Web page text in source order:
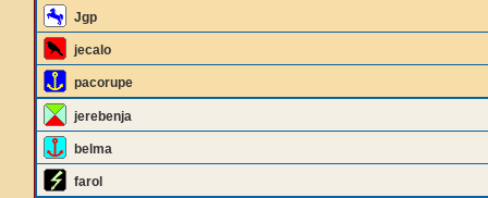
Jgp
jecalo
pacorupe
jerebenja
belma
farol